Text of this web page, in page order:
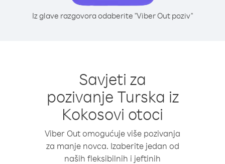
Iz glave razgovora odaberite "Viber Out poziv"
Savjeti za
pozivanje Turska iz
Kokosovi otoci
Viber Out omogućuje više pozivanja
za manje novca. Izaberite jedan od
naših fleksibilnih i jeftinih